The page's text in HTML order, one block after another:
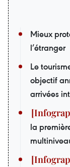
Mieux
l’étranger
Le
objectif
arrivées
la